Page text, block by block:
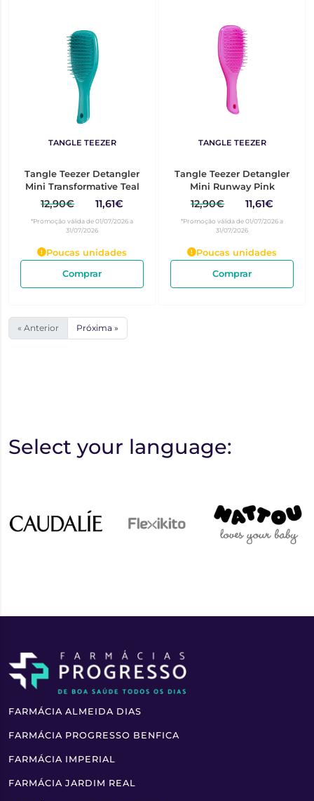
TANGLE TEEZER
Tangle Teezer Detangler
Mini Transformative Teal
12,90€ 11,61€
*Promoção válida de 01/07/2026 a
31/07/2026
Poucas unidades
Comprar
TANGLE TEEZER
Tangle Teezer Detangler
Mini Runway Pink
12,90€ 11,61€
*Promoção válida de 01/07/2026 a
31/07/2026
Poucas unidades
Comprar
« Anterior Próxima »
Select your language:
FARMÁCIA ALMEIDA DIAS
FARMÁCIA PROGRESSO BENFICA
FARMÁCIA IMPERIAL
FARMÁCIA JARDIM REAL